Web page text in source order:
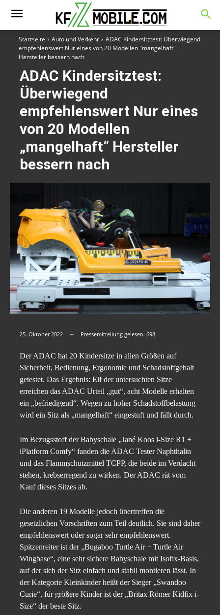
Startseite Auto und Verkehr
ADAC Kindersitztest: Überwiegend
empfehlenswert Nur eines von 20 Modellen "mangelhaft"
Hersteller bessern nach
ADAC Kindersitztest:
Überwiegend
empfehlenswert Nur eines
von 20 Modellen
„mangelhaft“ Hersteller
bessern nach
25. Oktober 2022 Pressemitteilung gelesen: 698
Der ADAC hat 20 Kindersitze in allen Größen auf
Sicherheit, Bedienung, Ergonomie und Schadstoffgehalt
getestet. Das Ergebnis: Elf der untersuchten Sitze
erreichen das ADAC Urteil „gut“, acht Modelle erhalten
ein „befriedigend“. Wegen zu hoher Schadstoffbelastung
wird ein Sitz als „mangelhaft“ eingestuft und fällt durch.
Im Bezugsstoff der Babyschale „Jané Koos i-Size R1 +
iPlatform Comfy“ fanden die ADAC Tester Naphthalin
und das Flammschutzmittel TCPP, die beide im Verdacht
stehen, krebserregend zu wirken. Der ADAC rät vom
Kauf dieses Sitzes ab.
Die anderen 19 Modelle jedoch übertreffen die
gesetzlichen Vorschriften zum Teil deutlich. Sie sind daher
empfehlenswert oder sogar sehr empfehlenswert.
Spitzenreiter ist der „Bugaboo Turtle Air + Turtle Air
Wingbase“, eine sehr sichere Babyschale mit Isofix-Basis,
auf der sich der Sitz einfach und stabil montieren lässt. In
der Kategorie Kleinkinder heißt der Sieger „Swandoo
Curie“, für größere Kinder ist der „Britax Römer Kidfix i-
Size“ der beste Sitz.